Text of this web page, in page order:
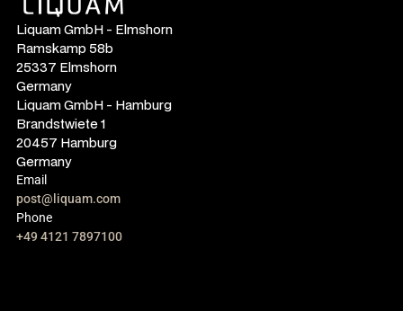
Liquam GmbH - Elmshorn
Ramskamp 58b
25337 Elmshorn
Germany
Liquam GmbH - Hamburg
Brandstwiete 1
20457 Hamburg
Germany
Email
post@liquam.com
Phone
+49 4121 7897100